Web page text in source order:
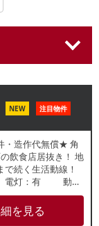
NEW 注目物件
・造作代無償★ 角
飲食店居抜き！ 地
で続く生活動線！
】電灯：有 動
：6号メーター
【厨房排気】
【空調】無 【グ
を見る